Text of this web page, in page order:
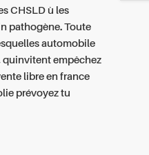
CHSLD ù les
pathogène. Toute
automobile
quinvitent empêchez
libre en france
prévoyez tu